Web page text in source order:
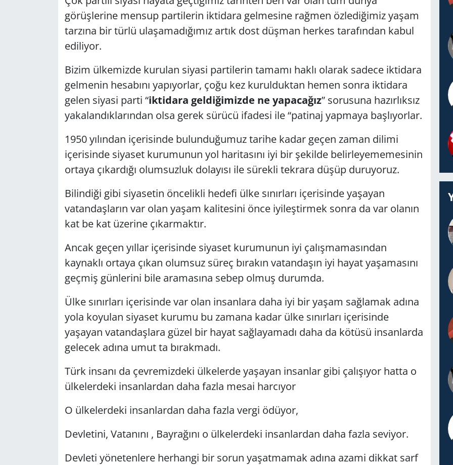
görüşlerine mensup partilerin iktidara gelmesine rağmen özlediğimiz yaşam
tarzına bir türlü ulaşamadığımız artık dost düşman herkes tarafından kabul
ediliyor.
Bizim ülkemizde kurulan siyasi partilerin tamamı haklı olarak sadece iktidara
gelmenin hesabını yapıyorlar, çoğu kez kurulduktan hemen sonra iktidara
gelen siyasi parti “iktidara geldiğimizde ne yapacağız” sorusuna hazırlıksız
yakalandıklarından olsa gerek sürücü ifadesi ile “patinaj yapmaya başlıyorlar.
1950 yılından içerisinde bulunduğumuz tarihe kadar geçen zaman dilimi
içerisinde siyaset kurumunun yol haritasını iyi bir şekilde belirleyememesinin
ortaya çıkardığı olumsuzluk dolayısı ile sürekli tekrara düşüp duruyoruz.
Bilindiği gibi siyasetin öncelikli hedefi ülke sınırları içerisinde yaşayan
vatandaşların var olan yaşam kalitesini önce iyileştirmek sonra da var olanın
kat be kat üzerine çıkarmaktır.
Ancak geçen yıllar içerisinde siyaset kurumunun iyi çalışmamasından
kaynaklı ortaya çıkan olumsuz süreç bırakın vatandaşın iyi hayat yaşamasını
geçmiş günlerini bile aramasına sebep olmuş durumda.
Ülke sınırları içerisinde var olan insanlara daha iyi bir yaşam sağlamak adına
yola koyulan siyaset kurumu bu zamana kadar ülke sınırları içerisinde
yaşayan vatandaşlara güzel bir hayat sağlayamadı daha da kötüsü insanlarda
gelecek adına umut ta bırakmadı.
Türk insanı da çevremizdeki ülkelerde yaşayan insanlar gibi çalışıyor hatta o
ülkelerdeki insanlardan daha fazla mesai harcıyor
O ülkelerdeki insanlardan daha fazla vergi ödüyor,
Devletini, Vatanını , Bayrağını o ülkelerdeki insanlardan daha fazla seviyor.
Devleti yönetenlere herhangi bir sorun yaşatmamak adına azami dikkat sarf
GÜNDEM
HABERDE İNSAN
KÜLTÜR SANAT
MAGAZİN
POLİTİKA
RESMİ İLANLAR